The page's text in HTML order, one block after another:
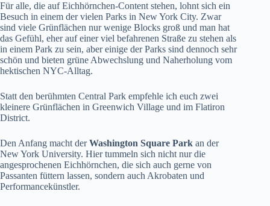
Für alle, die auf Eichhörnchen-Content stehen, lohnt sich ein
Besuch in einem der vielen Parks in New York City. Zwar
sind viele Grünflächen nur wenige Blocks groß und man hat
das Gefühl, eher auf einer viel befahrenen Straße zu stehen als
in einem Park zu sein, aber einige der Parks sind dennoch sehr
schön und bieten grüne Abwechslung und Naherholung vom
hektischen NYC-Alltag.
Statt den berühmten Central Park empfehle ich euch zwei
kleinere Grünflächen in Greenwich Village und im Flatiron
District.
Den Anfang macht derWashington Square Park an der
New York University. Hier tummeln sich nicht nur die
angesprochenen Eichhörnchen, die sich auch gerne von
Passanten füttern lassen, sondern auch Akrobaten und
Performancekünstler.